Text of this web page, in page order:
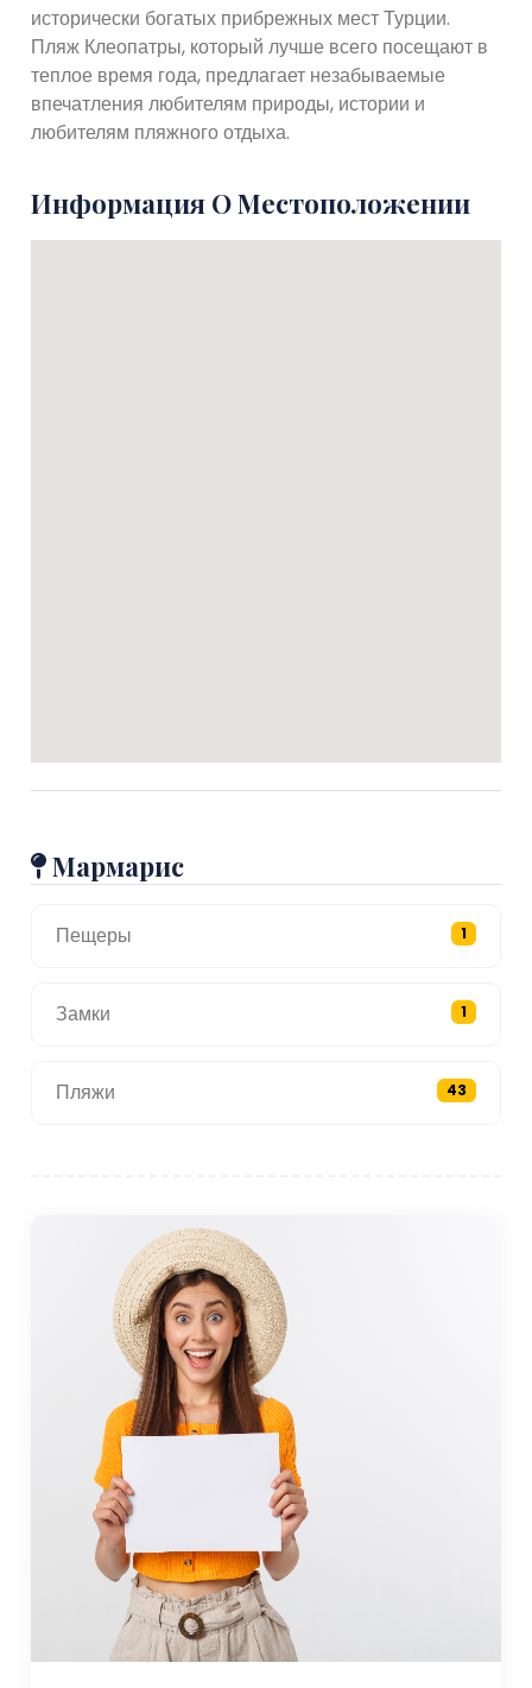
исторически богатых прибрежных мест Турции.
Пляж Клеопатры, который лучше всего посещают в
теплое время года, предлагает незабываемые
впечатления любителям природы, истории и
любителям пляжного отдыха.
Информация О Местоположении
Мармарис
Пещеры 1
Замки 1
Пляжи 43